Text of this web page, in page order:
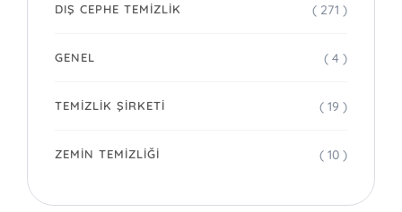
DIŞ CEPHE TEMIZLIK ( 271 )
GENEL ( 4 )
TEMIZLIK ŞIRKETI ( 19 )
ZEMIN TEMIZLIĞI ( 10 )